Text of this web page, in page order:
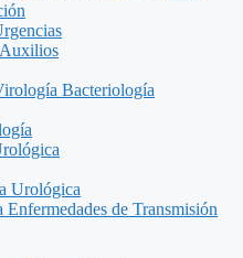
Bacteriología
Urológica
Enfermedades de Transmisión